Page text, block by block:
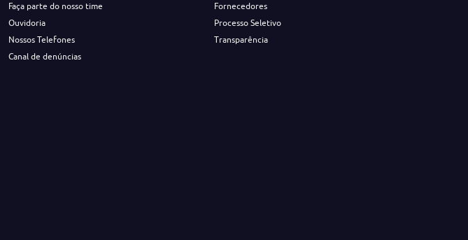
Faça parte do nosso time
Ouvidoria
Nossos Telefones
Canal de denúncias
Fornecedores
Processo Seletivo
Transparência